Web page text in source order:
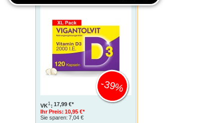
VK1 : 17,99 €*
Ihr Preis: 10,95 €*
Sie sparen: 7,04 €
-39%